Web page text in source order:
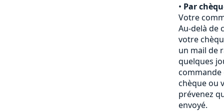
• Par
Votre
Au-delà de
votre
un mail de
quelques
chèque ou
prévenez
envoyé.